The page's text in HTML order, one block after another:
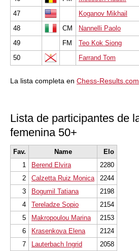
47
Koganov Mikhail
48
CM Nannelli Paolo
49
FM Teo Kok Siong
50
Farrand Tom
La lista completa en Chess-Results.com
Lista de participantes de
femenina 50+
Fav. Name
Elo
1
Berend Elvira
2280
2
Calzetta Ruiz Monica
2244
3
Bogumil Tatiana
2198
4
Tereladze Sopio
2154
5
Makropoulou Marina
2153
6
Krasenkova Elena
2124
7
Lauterbach Ingrid
2058